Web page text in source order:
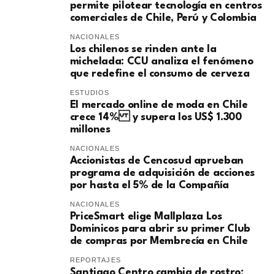
permite pilotear tecnología en centros
comerciales de Chile, Perú y Colombia
NACIONALES
Los chilenos se rinden ante la
michelada: CCU analiza el fenómeno
que redefine el consumo de cerveza
ESTUDIOS
El mercado online de moda en Chile
crece 14% y supera los US$ 1.300
millones
NACIONALES
Accionistas de Cencosud aprueban
programa de adquisición de acciones
por hasta el 5% de la Compañía
NACIONALES
PriceSmart elige Mallplaza Los
Dominicos para abrir su primer Club
de compras por Membrecía en Chile
REPORTAJES